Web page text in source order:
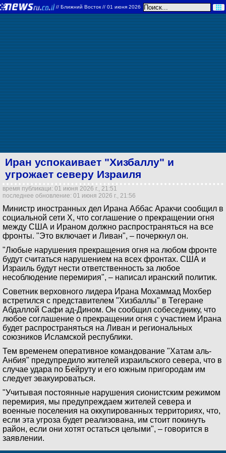
// Ближний Восток // 01 июня 2026
Иран успокаивает "Хизбаллу" и
угрожает северу Израиля
время публикаци: 01 июня 2026 г., 21:51
последнее обновление: 01 июня 2026 г., 21:56
Министр иностранных дел Ирана Аббас Аракчи сообщил в
социальной сети X, что соглашение о прекращении огня
между США и Ираном должно распространяться на все
фронты. "Это включает и Ливан", – почеркнул он.
"Любые нарушения прекращения огня на любом фронте
будут считаться нарушением на всех фронтах. США и
Израиль будут нести ответственность за любое
несоблюдение перемирия", – написал иранский политик.
Советник верховного лидера Ирана Мохаммад Мохбер
встретился с представителем "Хизбаллы" в Тегеране
Абдаллой Сафи ад-Дином. Он сообщил собеседнику, что
любое соглашение о прекращении огня с участием Ирана
будет распространяться на Ливан и региональных
союзников Исламской республики.
Тем временем оперативное командование "Хатам аль-
Анбия" предупредило жителей израильского севера, что в
случае удара по Бейруту и его южным пригородам им
следует эвакуироваться.
"Учитывая постоянные нарушения сионистским режимом
перемирия, мы предупреждаем жителей севера и
военные поселения на оккупированных территориях, что,
если эта угроза будет реализована, им стоит покинуть
район, если они хотят остаться целыми", – говорится в
заявлении.